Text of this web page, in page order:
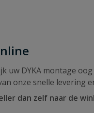
uw DYKA montage
onze snelle levering
dan zelf naar de